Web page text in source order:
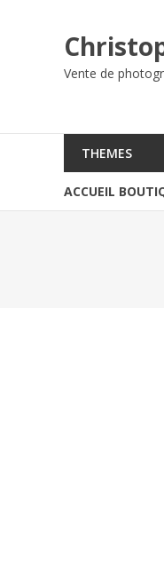
Vente de
THEMES
ACCUEIL